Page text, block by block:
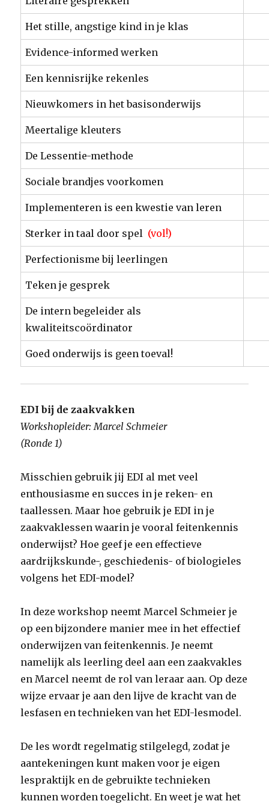
Het stille, angstige kind in je klas
Evidence-informed werken
Een kennisrijke rekenles
Nieuwkomers in het basisonderwijs
Meertalige kleuters
De Lessentie-methode
Sociale brandjes voorkomen
Implementeren is een kwestie van leren
Sterker in taal door spel (vol!)
Perfectionisme bij leerlingen
Teken je gesprek
De intern begeleider als
kwaliteitscoördinator
Goed onderwijs is geen toeval!
EDI bij de zaakvakken
Workshopleider: Marcel Schmeier
(Ronde 1)
Misschien gebruik jij EDI al met veel
enthousiasme en succes in je reken- en
taallessen. Maar hoe gebruik je EDI in je
zaakvaklessen waarin je vooral feitenkennis
onderwijst? Hoe geef je een effectieve
aardrijkskunde-, geschiedenis- of biologieles
volgens het EDI-model?
In deze workshop neemt Marcel Schmeier je
op een bijzondere manier mee in het effectief
onderwijzen van feitenkennis. Je neemt
namelijk als leerling deel aan een zaakvakles
en Marcel neemt de rol van leraar aan. Op deze
wijze ervaar je aan den lijve de kracht van de
lesfasen en technieken van het EDI-lesmodel.
De les wordt regelmatig stilgelegd, zodat je
aantekeningen kunt maken voor je eigen
lespraktijk en de gebruikte technieken
kunnen worden toegelicht. En weet je wat het